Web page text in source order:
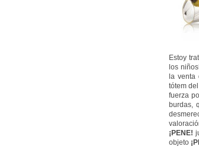
Estoy
los
la venta
tótem
fuerza
burdas,
¡PENE!
objeto